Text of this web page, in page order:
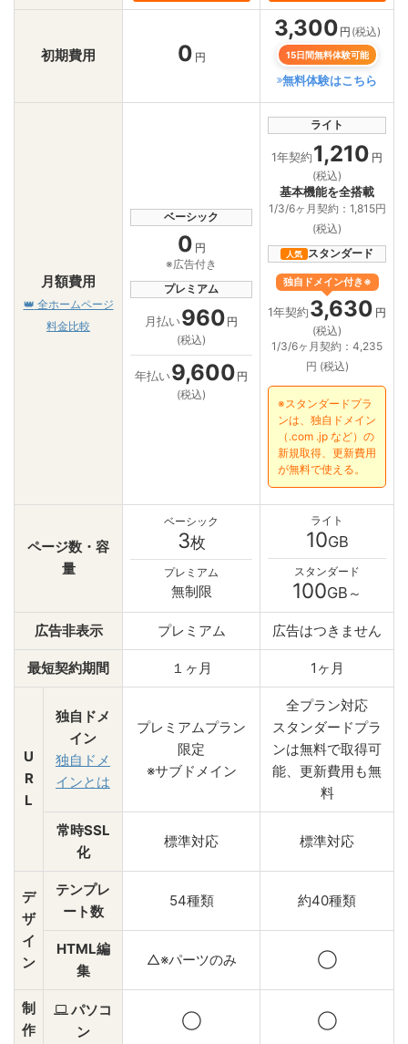
初期費用 0 円
3,300 円 (税込)
15日間無料体験可能
無料体験はこちら
月額費用
👑 全ホームページ
料金比較
ベーシック
0 円
※広告付き
プレミアム
月払い960 円
(税込)
年払い9,600 円
(税込)
ライト
1年契約 1,210 円
(税込)
基本機能を全搭載
1/3/6ヶ月契約：1,815円
(税込)
人気 スタンダード
独自ドメイン付き※
1年契約 3,630 円
(税込)
1/3/6ヶ月契約：4,235
円 (税込)
※スタンダードプラ
ンは、独自ドメイン
（.com .jp など）の
新規取得、更新費用
が無料で使える。
ページ数・容
量
ベーシック
3枚
プレミアム
無制限
ライト
10GB
スタンダード
100GB ～
広告非表示 プレミアム 広告はつきません
最短契約期間 １ヶ月 1ヶ月
U
R
L
独自ドメ
イン
独自ドメ
インとは
プレミアムプラン
限定
※サブドメイン
全プラン対応
スタンダードプラ
ンは無料で取得可
能、更新費用も無
料
常時SSL
化
標準対応 標準対応
デ
ザ
イ
ン
テンプレ
ート数
54種類 約40種類
HTML編
集
△※パーツのみ ◯
制
作
パソコ
ン
◯ ◯